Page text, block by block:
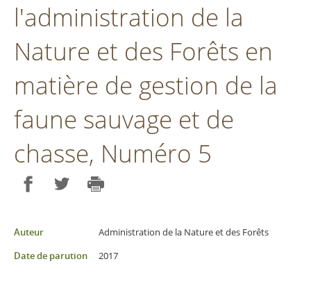
l'administration de la
Nature et des Forêts en
matière de gestion de la
faune sauvage et de
chasse, Numéro 5
Auteur
Administration de la Nature et des Forêts
Date de parution
2017